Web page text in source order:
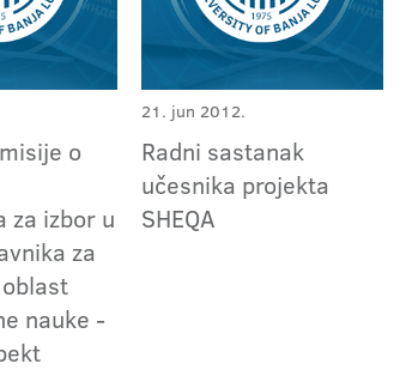
o
za izbor u
za
nauke -
21. jun 2012.
Radni sastanak
učesnika projekta
SHEQA